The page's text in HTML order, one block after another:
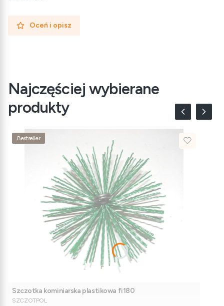
Oceń i opisz
Najczęściej wybierane
produkty
Bestseller
Szczotka kominiarska plastikowa fi180
PRODUCENT
SZCZOTPOL